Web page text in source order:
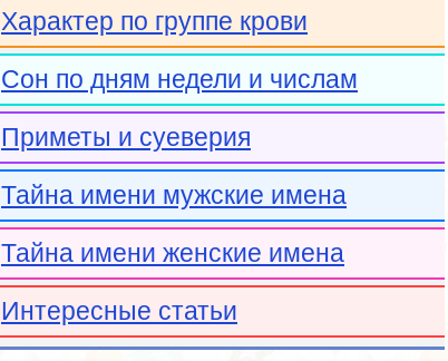
Характер по группе крови
Сон по дням недели и числам
Приметы и суеверия
Тайна имени мужские имена
Тайна имени женские имена
Интересные статьи